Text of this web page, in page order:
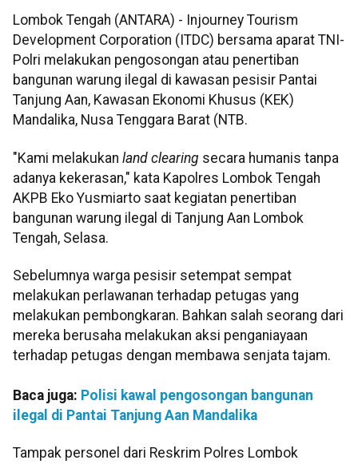
Lombok Tengah (ANTARA) - Injourney Tourism
Development Corporation (ITDC) bersama aparat TNI-
Polri melakukan pengosongan atau penertiban
bangunan warung ilegal di kawasan pesisir Pantai
Tanjung Aan, Kawasan Ekonomi Khusus (KEK)
Mandalika, Nusa Tenggara Barat (NTB.
"Kami melakukan land clearing secara humanis tanpa
adanya kekerasan," kata Kapolres Lombok Tengah
AKPB Eko Yusmiarto saat kegiatan penertiban
bangunan warung ilegal di Tanjung Aan Lombok
Tengah, Selasa.
Sebelumnya warga pesisir setempat sempat
melakukan perlawanan terhadap petugas yang
melakukan pembongkaran. Bahkan salah seorang dari
mereka berusaha melakukan aksi penganiayaan
terhadap petugas dengan membawa senjata tajam.
Baca juga: Polisi kawal pengosongan bangunan
ilegal di Pantai Tanjung Aan Mandalika
Tampak personel dari Reskrim Polres Lombok